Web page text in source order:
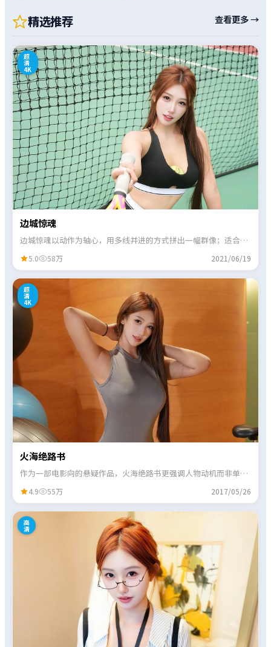
精选推荐 查看更多 →
超
清
4K
边城惊魂
边城惊魂以动作为轴心，用多线并进的方式拼出一幅群像；适合喜
5.0 58万 2021/06/19
超
清
4K
火海绝路书
作为一部电影向的悬疑作品，火海绝路书更强调人物动机而非单纯
4.9 55万 2017/05/26
高
清